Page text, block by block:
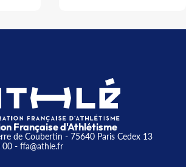
Française d'Athlétisme
de Coubertin - 75640 Paris Cedex 13
00- ffa@athle.fr